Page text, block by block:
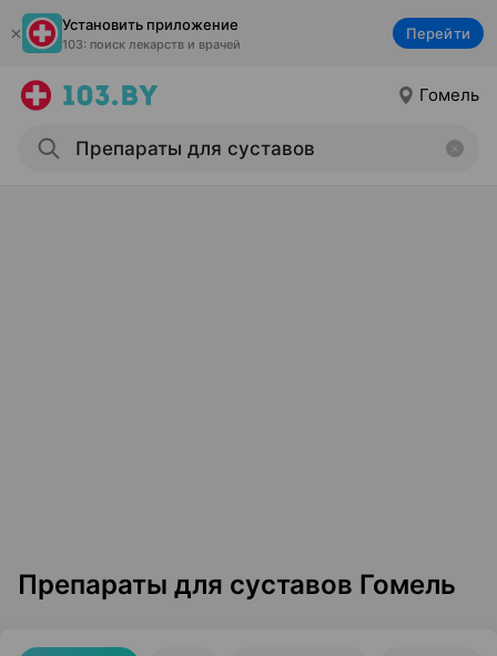
Установить приложение
103: поиск лекарств и врачей
Перейти
Гомель
Препараты для суставов Гомель